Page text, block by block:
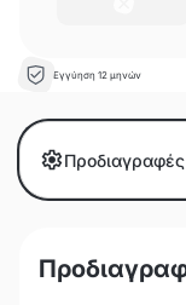
Εγγύηση 12 μηνών
Προδιαγραφές